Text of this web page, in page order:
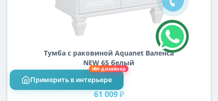
Тумба с раковиной Aquanet Валенса
NEW 65 белый
Цена:
61 009 ₽
Примерить в интерьере
ИИ-дизайнер